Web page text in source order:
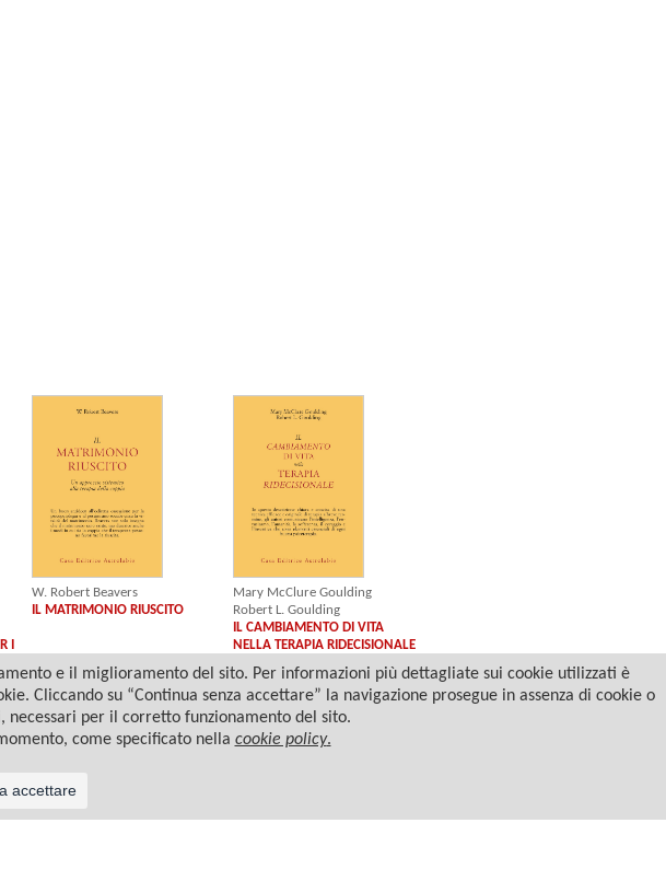
I
W. Robert Beavers
IL MATRIMONIO RIUSCITO
Mary McClure Goulding
Robert L. Goulding
IL CAMBIAMENTO DI VITA
NELLA TERAPIA RIDECISIONALE
|
e il miglioramento del sito. Per informazioni più dettagliate sui cookie utilizzati è
Cliccando su “Continua senza accettare” la navigazione prosegue in assenza di cookie o
per il corretto funzionamento del sito.
come specificato nella cookie policy.
accettare